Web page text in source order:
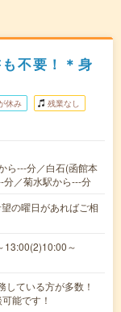
不要！＊身
休み 残業なし
ら---分／白石(函館本
／菊水駅から---分
の曜日があればご相
13:00(2)10:00～
している方が多数！
能です！